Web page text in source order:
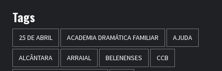
Tags
25 DE ABRIL ACADEMIA DRAMÁTICA FAMILIAR AJUDA
ALCÂNTARA ARRAIAL BELENENSES CCB